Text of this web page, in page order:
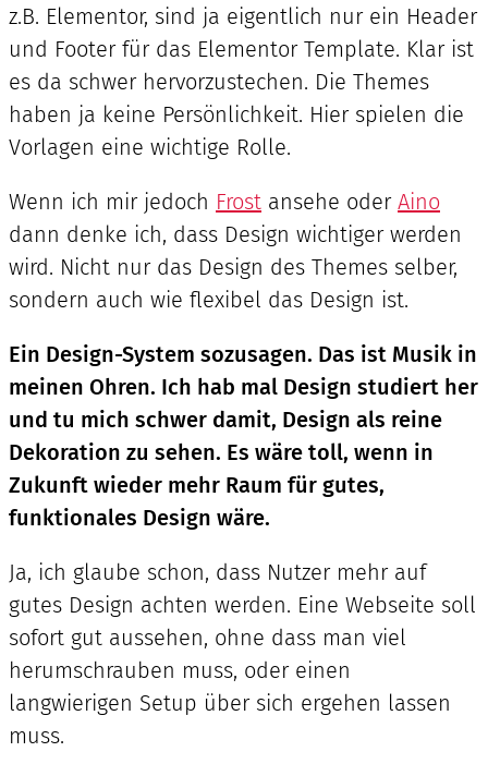
z.B. Elementor, sind ja eigentlich nur ein Header
und Footer für das Elementor Template. Klar ist
es da schwer hervorzustechen. Die Themes
haben ja keine Persönlichkeit. Hier spielen die
Vorlagen eine wichtige Rolle.
Wenn ich mir jedoch Frost ansehe oder Aino
dann denke ich, dass Design wichtiger werden
wird. Nicht nur das Design des Themes selber,
sondern auch wie flexibel das Design ist.
Ein Design-System sozusagen. Das ist Musik in
meinen Ohren. Ich hab mal Design studiert her
und tu mich schwer damit, Design als reine
Dekoration zu sehen. Es wäre toll, wenn in
Zukunft wieder mehr Raum für gutes,
funktionales Design wäre.
Ja, ich glaube schon, dass Nutzer mehr auf
gutes Design achten werden. Eine Webseite soll
sofort gut aussehen, ohne dass man viel
herumschrauben muss, oder einen
langwierigen Setup über sich ergehen lassen
muss.